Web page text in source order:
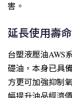
害。
延長使用壽命
台塑液壓油AWS
礎油，本身已具
方更可加強抑制